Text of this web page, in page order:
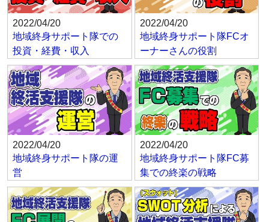
2022/04/20
地域終身サポート隊での
投資・経費・収入
2022/04/20
地域終身サポート隊FCオ
ーナーさんの役割
2022/04/20
地域終身サポート隊の運
営
2022/04/20
地域終身サポート隊FC募
集での終楽の戦略